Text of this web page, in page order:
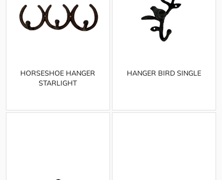
HORSESHOE HANGER
STARLIGHT
HANGER BIRD SINGLE